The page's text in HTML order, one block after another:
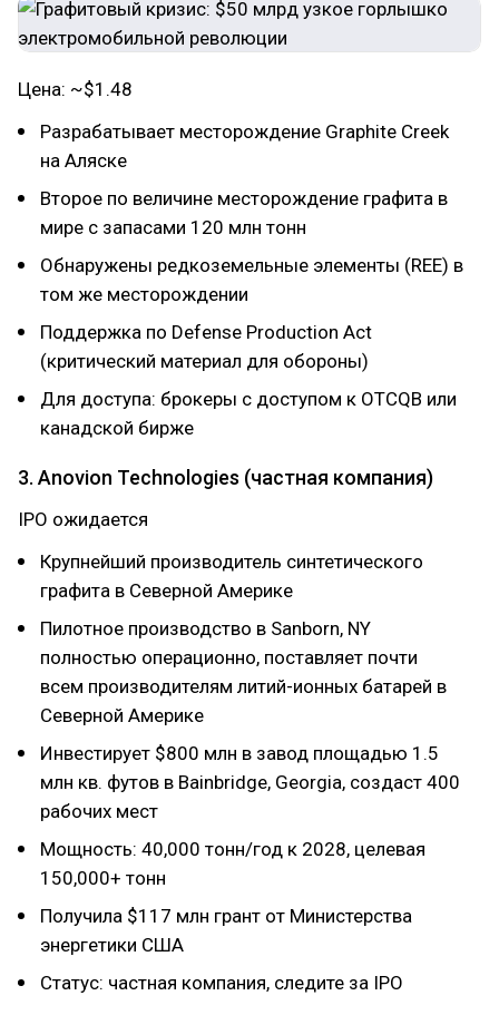
Цена: ~$1.48
Разрабатывает месторождение Graphite Creek
на Аляске
Второе по величине месторождение графита в
мире с запасами 120 млн тонн
Обнаружены редкоземельные элементы (REE) в
том же месторождении
Поддержка по Defense Production Act
(критический материал для обороны)
Для доступа: брокеры с доступом к OTCQB или
канадской бирже
3. Anovion Technologies (частная компания)
IPO ожидается
Крупнейший производитель синтетического
графита в Северной Америке
Пилотное производство в Sanborn, NY
полностью операционно, поставляет почти
всем производителям литий-ионных батарей в
Северной Америке
Инвестирует $800 млн в завод площадью 1.5
млн кв. футов в Bainbridge, Georgia, создаст 400
рабочих мест
Мощность: 40,000 тонн/год к 2028, целевая
150,000+ тонн
Получила $117 млн грант от Министерства
энергетики США
Статус: частная компания, следите за IPO